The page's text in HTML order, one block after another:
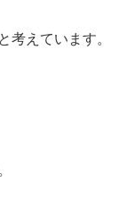
考えています。